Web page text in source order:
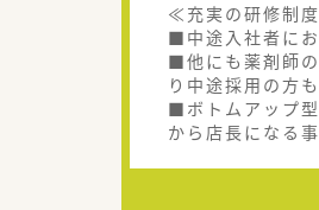
≪充実の研修制
■中途入社者にお
■他にも薬剤師の
り中途採用の方
■ボトムアップ型
から店長になる